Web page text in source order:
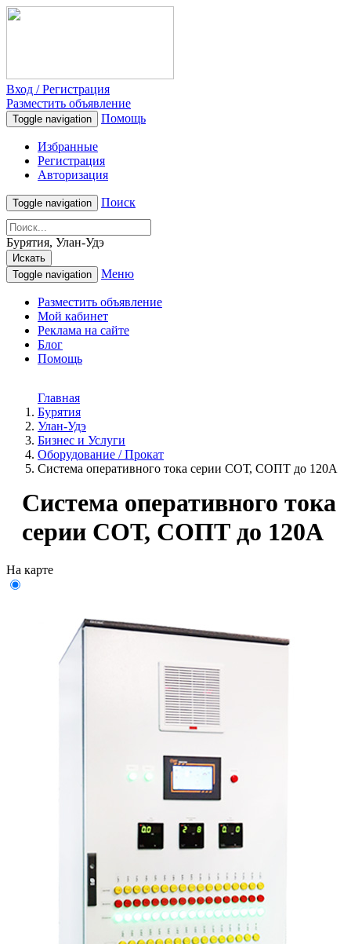
Вход / Регистрация
Разместить объявление
Toggle navigation Помощь
Избранные
Регистрация
Авторизация
Toggle navigation Поиск
Бурятия, Улан-Удэ
Искать
Toggle navigation
Меню
Разместить объявление
Мой кабинет
Реклама на сайте
Блог
Помощь
Главная
Бурятия
Улан-Удэ
Бизнес и Услуги
Оборудование / Прокат
Система оперативного тока серии СОТ, СОПТ до 120А
Система оперативного тока
серии СОТ, СОПТ до 120А
На карте